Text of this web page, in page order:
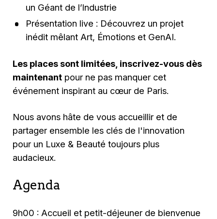
un Géant de l’Industrie
Présentation live : Découvrez un projet
inédit mêlant Art, Émotions et GenAI.
Les places sont limitées, inscrivez-vous dès
maintenant pour ne pas manquer cet
événement inspirant au cœur de Paris.
Nous avons hâte de vous accueillir et de
partager ensemble les clés de l'innovation
pour un Luxe & Beauté toujours plus
audacieux.
Agenda
9h00 : Accueil et petit-déjeuner de bienvenue